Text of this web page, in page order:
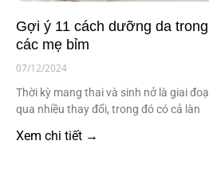
Gợi ý 11 cách dưỡng da
các mẹ bỉm
07/12/2024
Thời kỳ mang thai và sinh nở là giai
qua nhiều thay đổi, trong đó có cả làn
Xem chi tiết →